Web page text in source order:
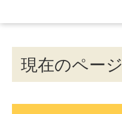
現在のページ